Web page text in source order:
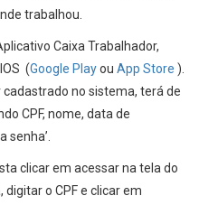
trabalhou.
Caixa Trabalhador,
(Google Playou App Store ).
no sistema, terá de
CPF, nome, data de
senha’.
clicar em acessar na tela do
o CPF e clicar em